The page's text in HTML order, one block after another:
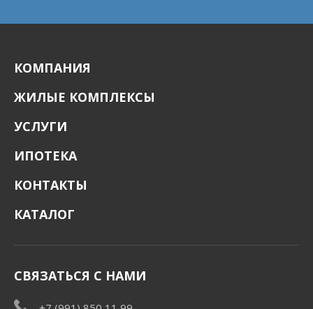
КОМПАНИЯ
ЖИЛЫЕ КОМПЛЕКСЫ
УСЛУГИ
ИПОТЕКА
КОНТАКТЫ
КАТАЛОГ
СВЯЗАТЬСЯ С НАМИ